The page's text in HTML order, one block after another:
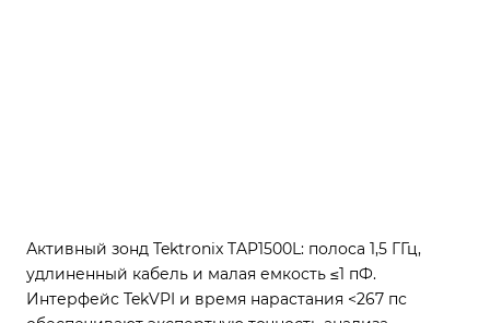
Активный зонд Tektronix TAP1500L: полоса 1,5 ГГц,
удлиненный кабель и малая емкость ≤1 пФ.
Интерфейс TekVPI и время нарастания <267 пс